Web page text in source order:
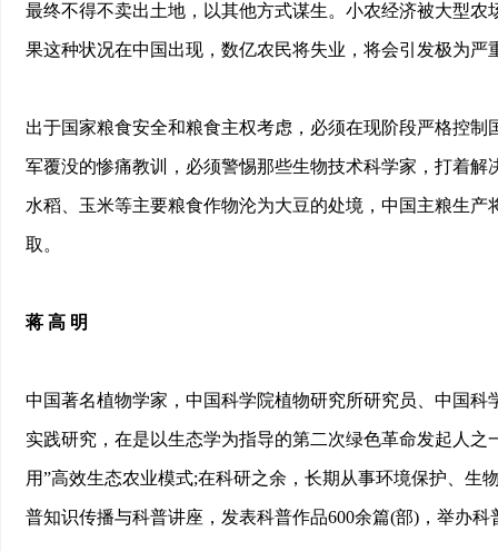
最终不得不卖出土地，以其他方式谋生。小农经济被大型
果这种状况在中国出现，数亿农民将失业，将会引发极为严
出于国家粮食安全和粮食主权考虑，必须在现阶段严格控
军覆没的惨痛教训，必须警惕那些生物技术科学家，打着
水稻、玉米等主要粮食作物沦为大豆的处境，中国主粮生
取。
蒋 高 明
中国著名植物学家，中国科学院植物研究所研究员、中国
实践研究，在是以生态学为指导的第二次绿色革命发起人
用”高效生态农业模式;在科研之余，长期从事环境保护、
普知识传播与科普讲座，发表科普作品600余篇(部)，举办科